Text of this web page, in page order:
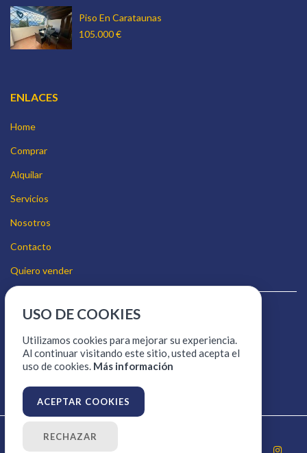
Piso En Carataunas
105.000 €
ENLACES
Home
Comprar
Alquilar
Servicios
Nosotros
Contacto
Quiero vender
Aviso legal
Política de cookies
Política de protección de datos
© 2026Salobreña Vacaciones
USO DE COOKIES
Utilizamos cookies para mejorar su experiencia.
Al continuar visitando este sitio, usted acepta el
uso de cookies. Más información
ACEPTAR COOKIES
RECHAZAR